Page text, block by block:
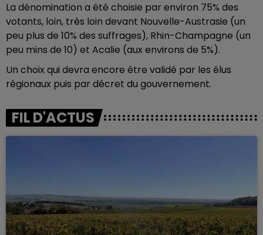
La dénomination a été choisie par environ 75% des
votants, loin, très loin devant Nouvelle-Austrasie (un
peu plus de 10% des suffrages), Rhin-Champagne (un
peu mins de 10) et Acalie (aux environs de 5%).
Un choix qui devra encore être validé par les élus
régionaux puis par décret du gouvernement.
FIL D'ACTUS